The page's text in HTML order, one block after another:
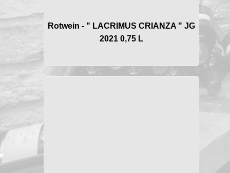
Rotwein - " LACRIMUS CRIANZA " JG
2021 0,75 L